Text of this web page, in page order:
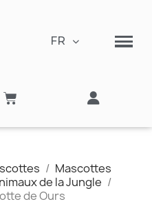
FR
Mascottes
de la Jungle
de Ours